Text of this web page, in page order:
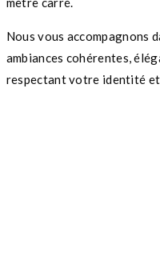
Nous vous accompagnons
ambiances cohérentes,
respectant votre identité